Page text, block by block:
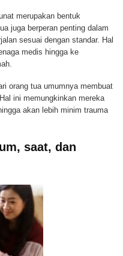
merupakan bentuk
juga berperan penting dalam
sesuai dengan standar. Hal
medis hingga ke
orang tua umumnya membuat
ini memungkinkan mereka
akan lebih minim trauma
saat, dan